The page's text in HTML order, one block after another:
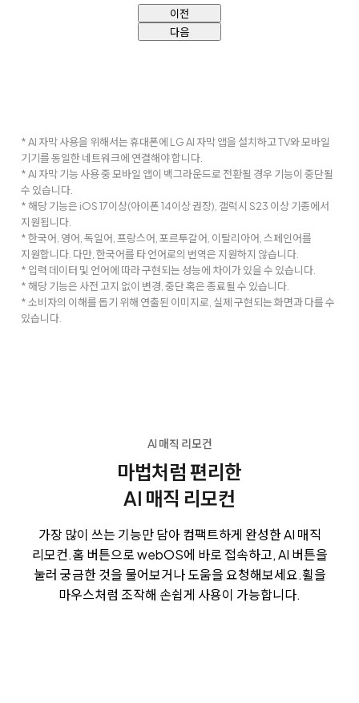
이전
다음
* AI 자막 사용을 위해서는 휴대폰에 LG AI 자막 앱을 설치하고 TV와 모바일
기기를 동일한 네트워크에 연결해야 합니다.
* AI 자막 기능 사용 중 모바일 앱이 백그라운드로 전환될 경우 기능이 중단될
수 있습니다.
* 해당 기능은 iOS 17이상(아이폰 14이상 권장), 갤럭시 S23 이상 기종에서
지원됩니다.
* 한국어, 영어, 독일어, 프랑스어, 포르투갈어, 이탈리아어, 스페인어를
지원합니다. 다만, 한국어를 타 언어로의 번역은 지원하지 않습니다.
* 입력 데이터 및 언어에 따라 구현되는 성능에 차이가 있을 수 있습니다.
* 해당 기능은 사전 고지 없이 변경, 중단 혹은 종료될 수 있습니다.
* 소비자의 이해를 돕기 위해 연출된 이미지로, 실제 구현되는 화면과 다를 수
있습니다.
AI 매직 리모컨
마법처럼 편리한
AI 매직 리모컨
가장 많이 쓰는 기능만 담아 컴팩트하게 완성한 AI 매직
리모컨.홈 버튼으로 webOS에 바로 접속하고, AI 버튼을
눌러 궁금한 것을 물어보거나 도움을 요청해보세요.휠을
마우스처럼 조작해 손쉽게 사용이 가능합니다.